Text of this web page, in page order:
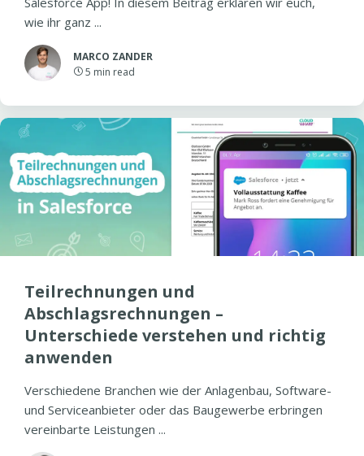
wie ihr ganz ...
MARCO ZANDER
5 min read
Teilrechnungen und
Abschlagsrechnungen –
Unterschiede verstehen und richtig
anwenden
Verschiedene Branchen wie der Anlagenbau, Software-
und Serviceanbieter oder das Baugewerbe erbringen
vereinbarte Leistungen ...